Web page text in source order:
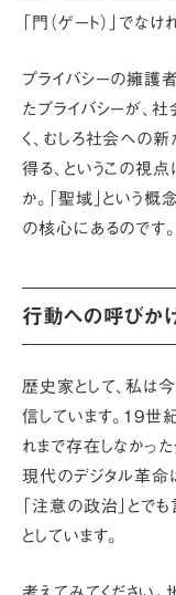
「門（ゲート）」でなけ
プライバシーの擁護
たプライバシーが、
く、むしろ社会への
得る、というこの視
か。「聖域」という
の核心にあるのです。
行動への呼びか
歴史家として、私は
信しています。19世
れまで存在しなかっ
現代のデジタル革命
「注意の政治」とで
としています。